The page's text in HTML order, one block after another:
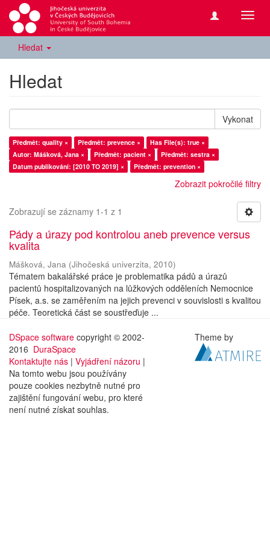
Hledat
Hledat
Vykonat
Předmět: quality × Předmět: prevence ×
Has File(s): true ×
Autor: Mášková, Jana ×
Předmět: pacient ×
Předmět: sestra ×
Datum publikování: [2010 TO 2019] ×
Předmět: prevention ×
Zobrazit pokročilé filtry
Zobrazují se záznamy 1-1 z 1
Pády a úrazy pod kontrolou aneb prevence versus
kvalita
Mášková, Jana (Jihočeská univerzita, 2010)
Tématem bakalářské práce je problematika pádů a úrazů
pacientů hospitalizovaných na lůžkových odděleních Nemocnice
Písek, a.s. se zaměřením na jejich prevenci v souvislosti s kvalitou
péče. Teoretická část se soustřeďuje ...
DSpace software copyright © 2002-
2016 DuraSpace
Kontaktujte nás | Vyjádření názoru |
Na tomto webu jsou používány
pouze cookies nezbytně nutné pro
zajištění fungování webu, pro které
není nutné získat souhlas.
Theme by